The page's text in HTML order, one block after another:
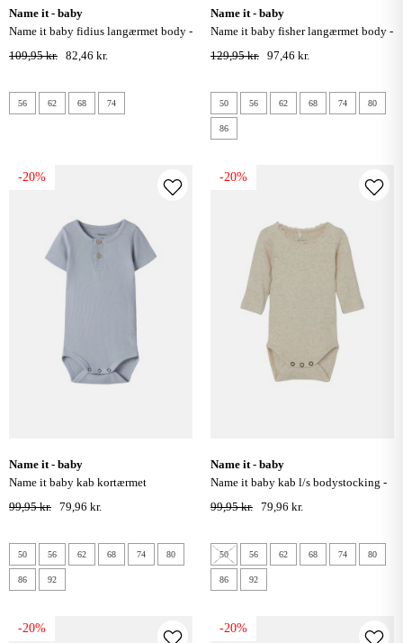
name it - baby
name it baby fidius langærmet body -
peyote
109,95 kr. 82,46 kr.
56 62 68 74
name it - baby
name it baby fisher langærmet body -
peyote
129,95 kr. 97,46 kr.
50 56 62 68 74 80
86
-20%
name it - baby
name it baby kab kortærmet
bodystocking - blue fog
99,95 kr. 79,96 kr.
50 56 62 68 74 80
86 92
-20%
name it - baby
name it baby kab l/s bodystocking -
peyote melange
99,95 kr. 79,96 kr.
50 56 62 68 74 80
86 92
-20% -20%